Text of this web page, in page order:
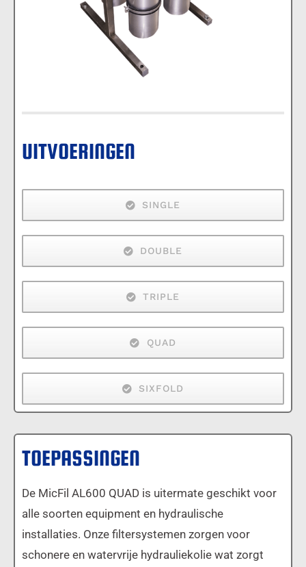
UITVOERINGEN
SINGLE
DOUBLE
TRIPLE
QUAD
SIXFOLD
TOEPASSINGEN
De MicFil AL600 QUAD is uitermate geschikt voor
alle soorten equipment en hydraulische
installaties. Onze filtersystemen zorgen voor
schonere en watervrije hydrauliekolie wat zorgt